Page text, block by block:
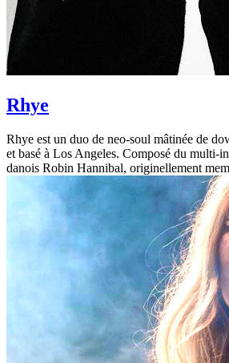
Rhye
Rhye est un duo de neo-soul mâtinée de
et basé à Los Angeles. Composé du multi-
danois Robin Hannibal, originellement